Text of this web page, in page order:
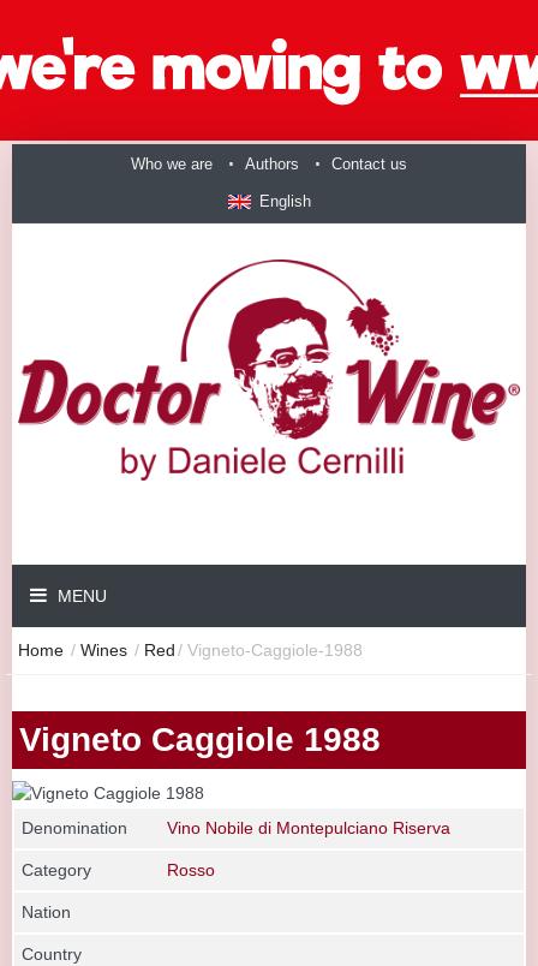
Who we are Authors Contact us
English
MENU
Home / Wines / Red/ Vigneto-Caggiole-1988
Vigneto Caggiole 1988
Denomination Vino Nobile di Montepulciano Riserva
Category Rosso
Nation
Country